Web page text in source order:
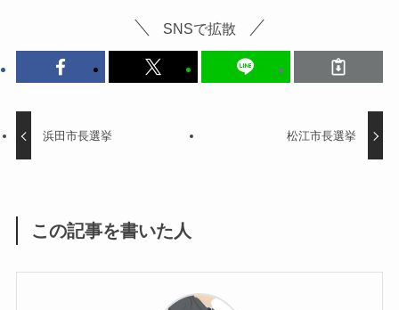
SNSで拡散
浜田市長選挙 松江市長選挙
この記事を書いた人